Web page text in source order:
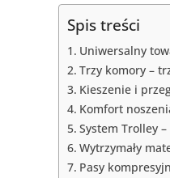
Spis treści
Uniwersalny
Trzy komory –
Kieszenie i
Komfort
System Trolley
Wytrzymały
Pasy